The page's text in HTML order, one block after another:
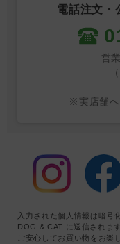
電話注文・
営
※実店舗へ
入力された個人情報は暗号
DOG & CAT に送信されます
ご安心してお買い物をお楽